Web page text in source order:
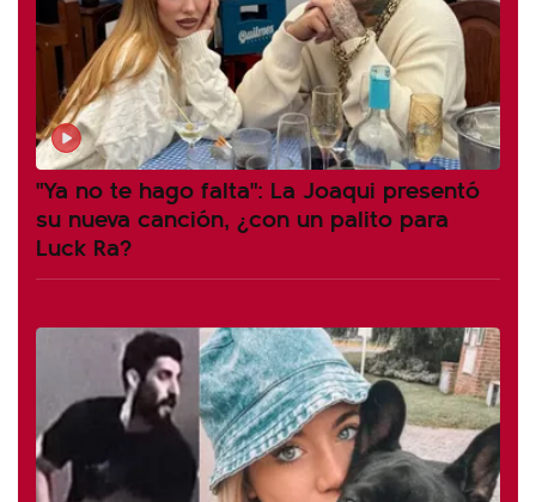
"Ya no te hago falta": La Joaqui presentó
su nueva canción, ¿con un palito para
Luck Ra?